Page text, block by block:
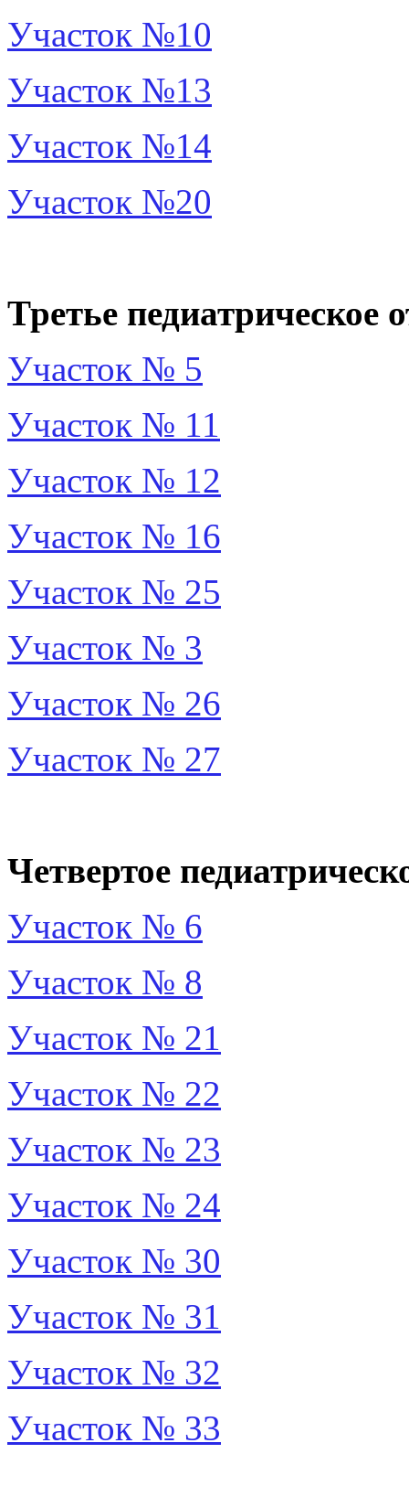
Участок №10
Участок №13
Участок №14
Участок №20
Третье педиатрическое
Участок № 5
Участок № 11
Участок № 12
Участок № 16
Участок № 25
Участок № 3
Участок № 26
Участок № 27
Четвертое
Участок № 6
Участок № 8
Участок № 21
Участок № 22
Участок № 23
Участок № 24
Участок № 30
Участок № 31
Участок № 32
Участок № 33